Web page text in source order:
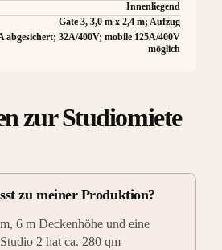
Innenliegend
Gate 3, 3,0 m x 2,4 m; Aufzug
abgesichert; 32A/400V; mobile 125A/400V
möglich
zur Studiomiete
zu meiner Produktion?
6 m Deckenhöhe und eine
2 hat ca. 280 qm